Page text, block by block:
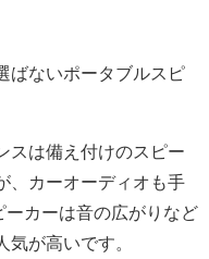
ばないポータブルスピ
スは備え付けのスピー
、カーオーディオも手
カーは音の広がりなど
が高いです。